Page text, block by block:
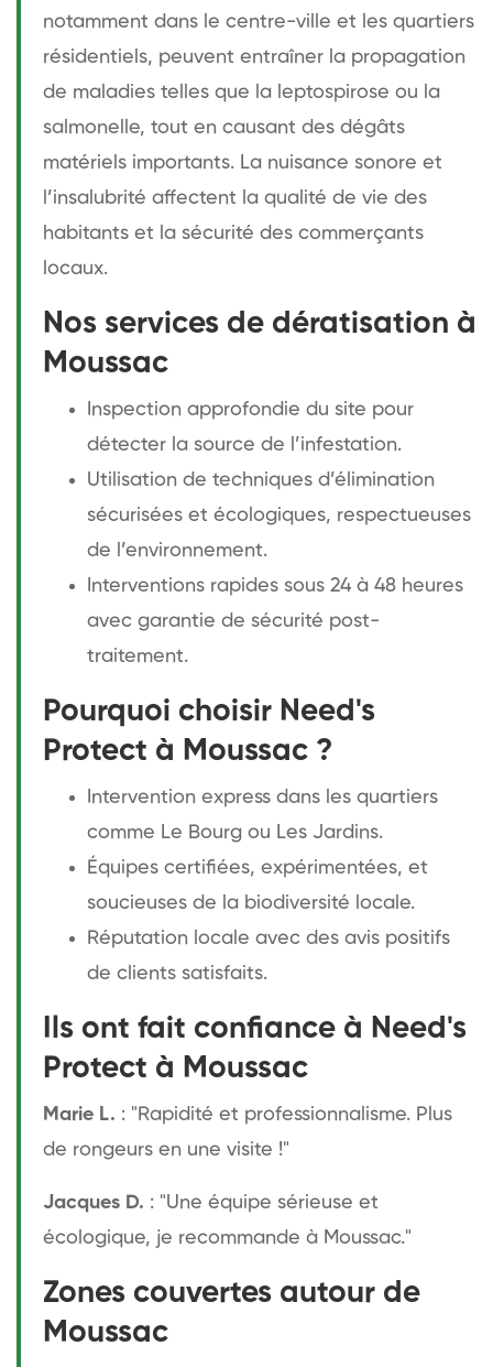
notamment dans le centre-ville et les quartiers
résidentiels, peuvent entraîner la propagation
de maladies telles que la leptospirose ou la
salmonelle, tout en causant des dégâts
matériels importants. La nuisance sonore et
l’insalubrité affectent la qualité de vie des
habitants et la sécurité des commerçants
locaux.
Nos services de dératisation à
Moussac
Inspection approfondie du site pour
détecter la source de l’infestation.
Utilisation de techniques d’élimination
sécurisées et écologiques, respectueuses
de l’environnement.
Interventions rapides sous 24 à 48 heures
avec garantie de sécurité post-
traitement.
Pourquoi choisir Need's
Protect à Moussac ?
Intervention express dans les quartiers
comme Le Bourg ou Les Jardins.
Équipes certifiées, expérimentées, et
soucieuses de la biodiversité locale.
Réputation locale avec des avis positifs
de clients satisfaits.
Ils ont fait confiance à Need's
Protect à Moussac
Marie L. : "Rapidité et professionnalisme. Plus
de rongeurs en une visite !"
Jacques D. : "Une équipe sérieuse et
écologique, je recommande à Moussac."
Zones couvertes autour de
Moussac